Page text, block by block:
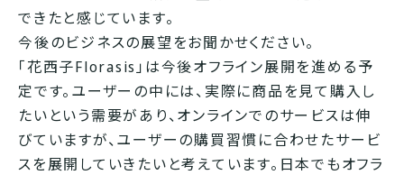
できたと感じています。
今後のビジネスの展望をお聞かせください。
「花西子Florasis」は今後オフライン展開を進める予
定です。ユーザーの中には、実際に商品を見て購入し
たいという需要があり、オンラインでのサービスは伸
びていますが、ユーザーの購買習慣に合わせたサービ
スを展開していきたいと考えています。日本でもオフラ